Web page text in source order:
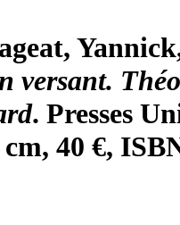
versant.
. Presses
40 €,